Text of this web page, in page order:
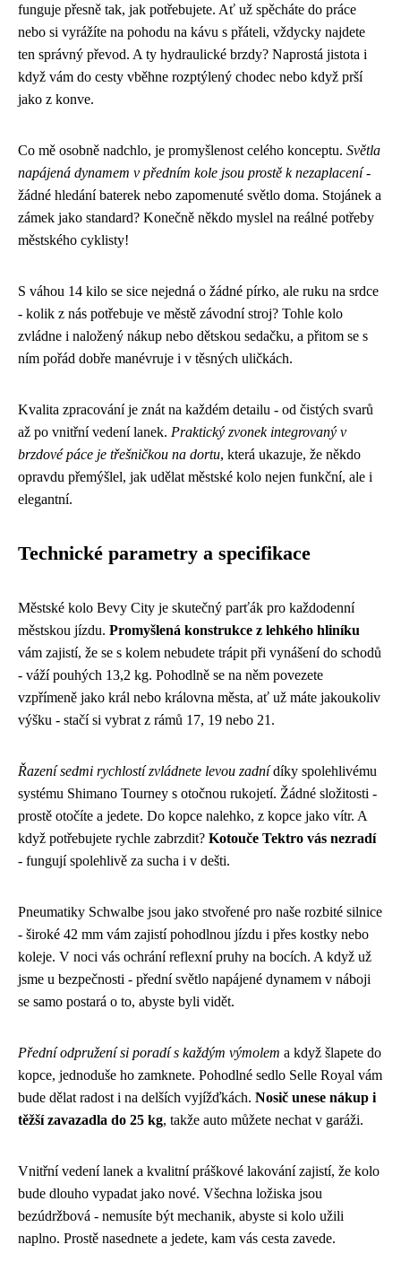
funguje přesně tak, jak potřebujete. Ať už spěcháte do práce
nebo si vyrážíte na pohodu na kávu s přáteli, vždycky najdete
ten správný převod. A ty hydraulické brzdy? Naprostá jistota i
když vám do cesty vběhne rozptýlený chodec nebo když prší
jako z konve.
Co mě osobně nadchlo, je promyšlenost celého konceptu. Světla
napájená dynamem v předním kole jsou prostě k nezaplacení-
žádné hledání baterek nebo zapomenuté světlo doma. Stojánek a
zámek jako standard? Konečně někdo myslel na reálné potřeby
městského cyklisty!
S váhou 14 kilo se sice nejedná o žádné pírko, ale ruku na srdce
- kolik z nás potřebuje ve městě závodní stroj? Tohle kolo
zvládne i naložený nákup nebo dětskou sedačku, a přitom se s
ním pořád dobře manévruje i v těsných uličkách.
Kvalita zpracování je znát na každém detailu - od čistých svarů
až po vnitřní vedení lanek. Praktický zvonek integrovaný v
brzdové páce je třešničkou na dortu, která ukazuje, že někdo
opravdu přemýšlel, jak udělat městské kolo nejen funkční, ale i
elegantní.
Technické parametry a specifikace
Městské kolo Bevy City je skutečný parťák pro každodenní
městskou jízdu. Promyšlená konstrukce z lehkého hliníku
vám zajistí, že se s kolem nebudete trápit při vynášení do schodů
- váží pouhých 13,2 kg. Pohodlně se na něm povezete
vzpřímeně jako král nebo královna města, ať už máte jakoukoliv
výšku - stačí si vybrat z rámů 17, 19 nebo 21.
Řazení sedmi rychlostí zvládnete levou zadnídíky spolehlivému
systému Shimano Tourney s otočnou rukojetí. Žádné složitosti -
prostě otočíte a jedete. Do kopce nalehko, z kopce jako vítr. A
když potřebujete rychle zabrzdit? Kotouče Tektro vás nezradí
- fungují spolehlivě za sucha i v dešti.
Pneumatiky Schwalbe jsou jako stvořené pro naše rozbité silnice
- široké 42 mm vám zajistí pohodlnou jízdu i přes kostky nebo
koleje. V noci vás ochrání reflexní pruhy na bocích. A když už
jsme u bezpečnosti - přední světlo napájené dynamem v náboji
se samo postará o to, abyste byli vidět.
Přední odpružení si poradí s každým výmolem a když šlapete do
kopce, jednoduše ho zamknete. Pohodlné sedlo Selle Royal vám
bude dělat radost i na delších vyjížďkách. Nosič unese nákup i
těžší zavazadla do 25 kg, takže auto můžete nechat v garáži.
Vnitřní vedení lanek a kvalitní práškové lakování zajistí, že kolo
bude dlouho vypadat jako nové. Všechna ložiska jsou
bezúdržbová - nemusíte být mechanik, abyste si kolo užili
naplno. Prostě nasednete a jedete, kam vás cesta zavede.